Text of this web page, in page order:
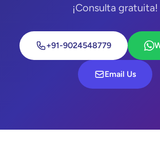
¡Consulta gratuita!
+91-9024548779
Email Us